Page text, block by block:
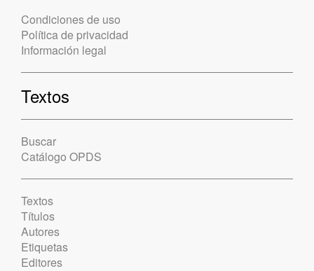
Condiciones de uso
Política de privacidad
Información legal
Textos
Buscar
Catálogo OPDS
Textos
Títulos
Autores
Etiquetas
Editores